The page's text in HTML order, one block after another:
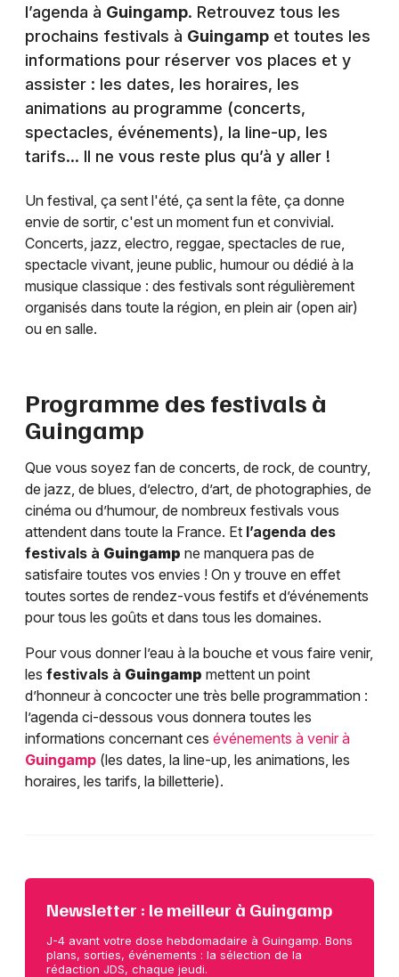
l’agenda à Guingamp. Retrouvez tous les
prochains festivals à Guingamp et toutes les
informations pour réserver vos places et y
assister : les dates, les horaires, les
animations au programme (concerts,
spectacles, événements), la line-up, les
tarifs… Il ne vous reste plus qu’à y aller !
Un festival, ça sent l'été, ça sent la fête, ça donne
envie de sortir, c'est un moment fun et convivial.
Concerts, jazz, electro, reggae, spectacles de rue,
spectacle vivant, jeune public, humour ou dédié à la
musique classique : des festivals sont régulièrement
organisés dans toute la région, en plein air (open air)
ou en salle.
Programme des festivals à
Guingamp
Que vous soyez fan de concerts, de rock, de country,
de jazz, de blues, d’electro, d’art, de photographies, de
cinéma ou d’humour, de nombreux festivals vous
attendent dans toute la France. Et l’agenda des
festivals à Guingamp ne manquera pas de
satisfaire toutes vos envies ! On y trouve en effet
toutes sortes de rendez-vous festifs et d’événements
pour tous les goûts et dans tous les domaines.
Pour vous donner l’eau à la bouche et vous faire venir,
les festivals à Guingamp mettent un point
d’honneur à concocter une très belle programmation :
l’agenda ci-dessous vous donnera toutes les
informations concernant ces événements à venir à
Guingamp (les dates, la line-up, les animations, les
horaires, les tarifs, la billetterie).
Newsletter : le meilleur à Guingamp
J-4 avant votre dose hebdomadaire à Guingamp. Bons
plans, sorties, événements : la sélection de la
rédaction JDS, chaque jeudi.